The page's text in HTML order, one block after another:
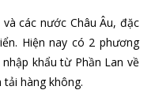
các nước Châu Âu, đặc
Hiện nay có 2 phương
khẩu từ Phần Lan về
hàng không.